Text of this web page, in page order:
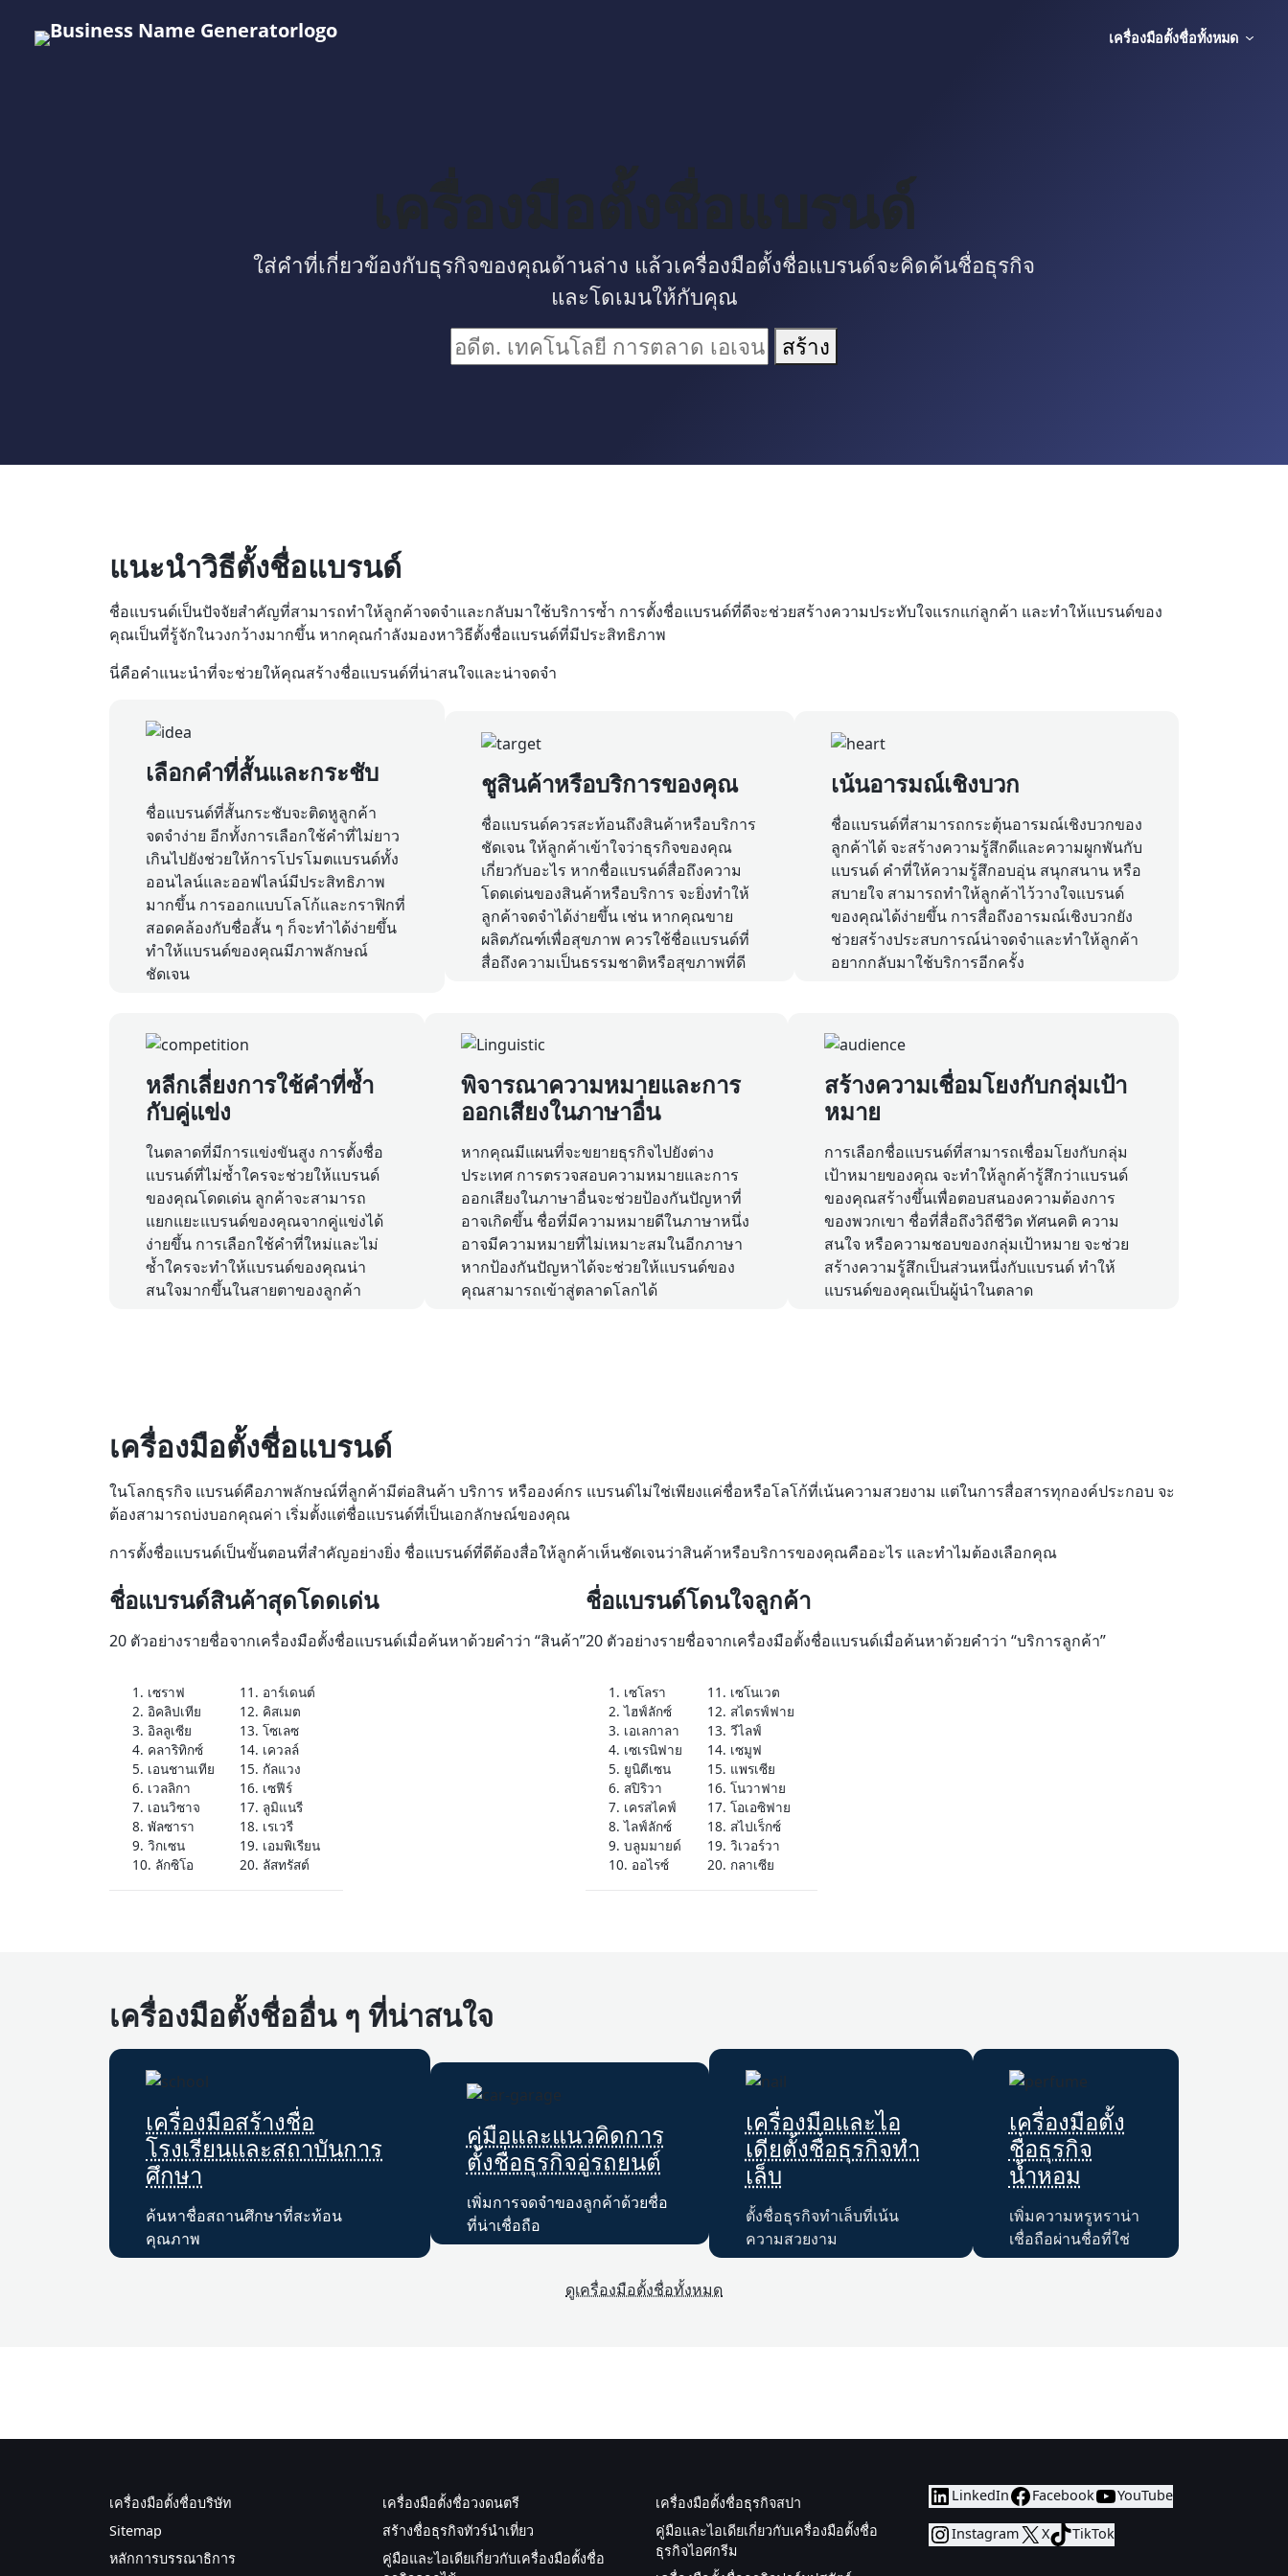
เครื่องมือตั้งชื่อทั้งหมด
เครื่องมือตั้งชื่อแบรนด์
ใส่คำที่เกี่ยวข้องกับธุรกิจของคุณด้านล่าง แล้วเครื่องมือตั้งชื่อแบรนด์จะคิดค้นชื่อธุรกิจ
และโดเมนให้กับคุณ
สร้าง
แนะนำวิธีตั้งชื่อแบรนด์
ชื่อแบรนด์เป็นปัจจัยสำคัญที่สามารถทำให้ลูกค้าจดจำและกลับมาใช้บริการซ้ำ การตั้งชื่อแบรนด์ที่ดีจะช่วยสร้างความประทับใจแรกแก่ลูกค้า และทำให้แบรนด์ของ
คุณเป็นที่รู้จักในวงกว้างมากขึ้น หากคุณกำลังมองหาวิธีตั้งชื่อแบรนด์ที่มีประสิทธิภาพ
นี่คือคำแนะนำที่จะช่วยให้คุณสร้างชื่อแบรนด์ที่น่าสนใจและน่าจดจำ
เลือกคำที่สั้นและกระชับ
ชื่อแบรนด์ที่สั้นกระชับจะติดหูลูกค้า
จดจำง่าย อีกทั้งการเลือกใช้คำที่ไม่ยาว
เกินไปยังช่วยให้การโปรโมตแบรนด์ทั้ง
ออนไลน์และออฟไลน์มีประสิทธิภาพ
มากขึ้น การออกแบบโลโก้และกราฟิกที่
สอดคล้องกับชื่อสั้น ๆ ก็จะทำได้ง่ายขึ้น
ทำให้แบรนด์ของคุณมีภาพลักษณ์
ชัดเจน
ชูสินค้าหรือบริการของคุณ
ชื่อแบรนด์ควรสะท้อนถึงสินค้าหรือบริการ
ชัดเจน ให้ลูกค้าเข้าใจว่าธุรกิจของคุณ
เกี่ยวกับอะไร หากชื่อแบรนด์สื่อถึงความ
โดดเด่นของสินค้าหรือบริการ จะยิ่งทำให้
ลูกค้าจดจำได้ง่ายขึ้น เช่น หากคุณขาย
ผลิตภัณฑ์เพื่อสุขภาพ ควรใช้ชื่อแบรนด์ที่
สื่อถึงความเป็นธรรมชาติหรือสุขภาพที่ดี
เน้นอารมณ์เชิงบวก
ชื่อแบรนด์ที่สามารถกระตุ้นอารมณ์เชิงบวกของ
ลูกค้าได้ จะสร้างความรู้สึกดีและความผูกพันกับ
แบรนด์ คำที่ให้ความรู้สึกอบอุ่น สนุกสนาน หรือ
สบายใจ สามารถทำให้ลูกค้าไว้วางใจแบรนด์
ของคุณได้ง่ายขึ้น การสื่อถึงอารมณ์เชิงบวกยัง
ช่วยสร้างประสบการณ์น่าจดจำและทำให้ลูกค้า
อยากกลับมาใช้บริการอีกครั้ง
หลีกเลี่ยงการใช้คำที่ซ้ำ
กับคู่แข่ง
ในตลาดที่มีการแข่งขันสูง การตั้งชื่อ
แบรนด์ที่ไม่ซ้ำใครจะช่วยให้แบรนด์
ของคุณโดดเด่น ลูกค้าจะสามารถ
แยกแยะแบรนด์ของคุณจากคู่แข่งได้
ง่ายขึ้น การเลือกใช้คำที่ใหม่และไม่
ซ้ำใครจะทำให้แบรนด์ของคุณน่า
สนใจมากขึ้นในสายตาของลูกค้า
พิจารณาความหมายและการ
ออกเสียงในภาษาอื่น
หากคุณมีแผนที่จะขยายธุรกิจไปยังต่าง
ประเทศ การตรวจสอบความหมายและการ
ออกเสียงในภาษาอื่นจะช่วยป้องกันปัญหาที่
อาจเกิดขึ้น ชื่อที่มีความหมายดีในภาษาหนึ่ง
อาจมีความหมายที่ไม่เหมาะสมในอีกภาษา
หากป้องกันปัญหาได้จะช่วยให้แบรนด์ของ
คุณสามารถเข้าสู่ตลาดโลกได้
สร้างความเชื่อมโยงกับกลุ่มเป้า
หมาย
การเลือกชื่อแบรนด์ที่สามารถเชื่อมโยงกับกลุ่ม
เป้าหมายของคุณ จะทำให้ลูกค้ารู้สึกว่าแบรนด์
ของคุณสร้างขึ้นเพื่อตอบสนองความต้องการ
ของพวกเขา ชื่อที่สื่อถึงวิถีชีวิต ทัศนคติ ความ
สนใจ หรือความชอบของกลุ่มเป้าหมาย จะช่วย
สร้างความรู้สึกเป็นส่วนหนึ่งกับแบรนด์ ทำให้
แบรนด์ของคุณเป็นผู้นำในตลาด
เครื่องมือตั้งชื่อแบรนด์
ในโลกธุรกิจ แบรนด์คือภาพลักษณ์ที่ลูกค้ามีต่อสินค้า บริการ หรือองค์กร แบรนด์ไม่ใช่เพียงแค่ชื่อหรือโลโก้ที่เน้นความสวยงาม แต่ในการสื่อสารทุกองค์ประกอบ จะ
ต้องสามารถบ่งบอกคุณค่า เริ่มตั้งแต่ชื่อแบรนด์ที่เป็นเอกลักษณ์ของคุณ
การตั้งชื่อแบรนด์เป็นขั้นตอนที่สำคัญอย่างยิ่ง ชื่อแบรนด์ที่ดีต้องสื่อให้ลูกค้าเห็นชัดเจนว่าสินค้าหรือบริการของคุณคืออะไร และทำไมต้องเลือกคุณ
ชื่อแบรนด์สินค้าสุดโดดเด่น
20 ตัวอย่างรายชื่อจากเครื่องมือตั้งชื่อแบรนด์เมื่อค้นหาด้วยคำว่า “สินค้า”
1. เซราฟ
2. อิคลิปเทีย
3. อิลลูเซีย
4. คลาริทิกซ์
5. เอนชานเทีย
6. เวลลิกา
7. เอนวิซาจ
8. พัลซารา
9. วิกเซน
10. ลักซิโอ
11. อาร์เดนต์
12. คิสเมต
13. โซเลซ
14. เควลล์
15. กัลแวง
16. เซฟีร์
17. ลูมิแนรี
18. เรเวรี
19. เอมพิเรียน
20. ลัสทรัสต์
ชื่อแบรนด์โดนใจลูกค้า
20 ตัวอย่างรายชื่อจากเครื่องมือตั้งชื่อแบรนด์เมื่อค้นหาด้วยคำว่า “บริการลูกค้า”
1. เซโลรา
2. ไฮฟ์ลักซ์
3. เอเลกาลา
4. เซเรนิฟาย
5. ยูนิตีเซน
6. สปิริวา
7. เครสไคฟ์
8. ไลฟ์ลักซ์
9. บลูมมายด์
10. ออไรซ์
11. เซโนเวต
12. สไตรฟ์ฟาย
13. วีไลฟ์
14. เซมูฟ
15. แพรเซีย
16. โนวาฟาย
17. โอเอซิฟาย
18. สไปเร็กซ์
19. วิเวอร์วา
20. กลาเซีย
เครื่องมือตั้งชื่ออื่น ๆ ที่น่าสนใจ
เครื่องมือสร้างชื่อ
โรงเรียนและสถาบันการ
ศึกษา
ค้นหาชื่อสถานศึกษาที่สะท้อน
คุณภาพ
คู่มือและแนวคิดการ
ตั้งชื่อธุรกิจอู่รถยนต์
เพิ่มการจดจำของลูกค้าด้วยชื่อ
ที่น่าเชื่อถือ
เครื่องมือและไอ
เดียตั้งชื่อธุรกิจทำ
เล็บ
ตั้งชื่อธุรกิจทำเล็บที่เน้น
ความสวยงาม
เครื่องมือตั้ง
ชื่อธุรกิจ
น้ำหอม
เพิ่มความหรูหราน่า
เชื่อถือผ่านชื่อที่ใช่
ดูเครื่องมือตั้งชื่อทั้งหมด
เครื่องมือตั้งชื่อบริษัท
Sitemap
หลักการบรรณาธิการ
เครื่องมือตั้งชื่อวงดนตรี
สร้างชื่อธุรกิจทัวร์นำเที่ยว
คู่มือและไอเดียเกี่ยวกับเครื่องมือตั้งชื่อ
เครื่องมือตั้งชื่อธุรกิจสปา
คู่มือและไอเดียเกี่ยวกับเครื่องมือตั้งชื่อ
ธุรกิจไอศกรีม
LinkedIn Facebook YouTube
Instagram X TikTok